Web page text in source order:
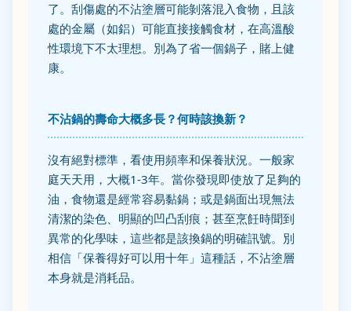
了。刮傷處的不沾塗層可能剝落混入食物，且該
處的金屬（如鋁）可能直接接觸食材，在高溫酸
性環境下不太理想。別為了省一個鍋子，賭上健
康。
不沾鍋的壽命大概多長？何時該換新？
沒有絕對標準，看使用頻率和保養狀況。一般家
庭天天用，大概1-3年。當你發現即使放了足夠的
油，食物還是經常容易黏鍋；或是鍋面出現無法
清潔的染色、明顯的凹凸刮痕；甚至烹飪時聞到
異常的化學味，這些都是該換鍋的明確訊號。別
相信「保養得好可以用十年」這種話，不沾塗層
本身就是消耗品。